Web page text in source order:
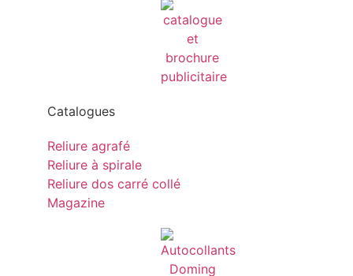
Catalogues
Reliure agrafé
Reliure à spirale
Reliure dos carré collé
Magazine